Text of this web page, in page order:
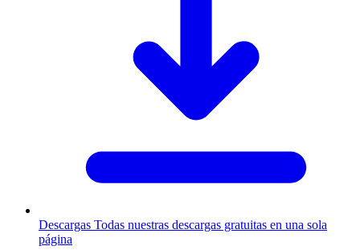
Descargas Todas nuestras descargas gratuitas en una sola
página